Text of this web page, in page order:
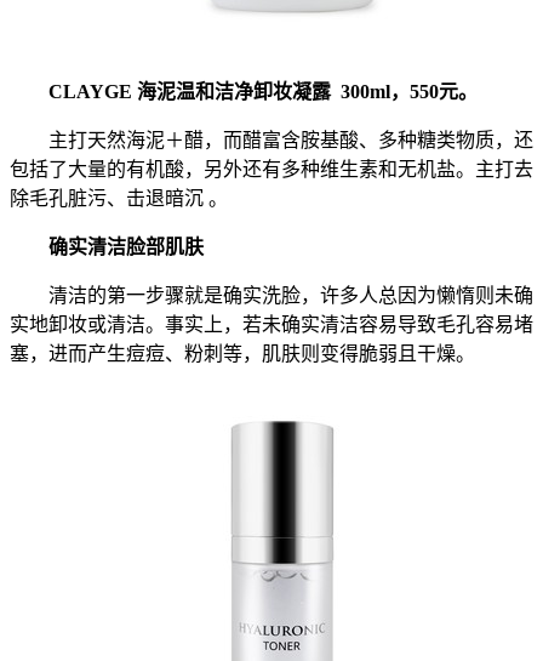
CLAYGE 海泥温和洁净卸妆凝露 300ml，550元。
主打天然海泥＋醋，而醋富含胺基酸、多种糖类物质，还
包括了大量的有机酸，另外还有多种维生素和无机盐。主打去
除毛孔脏污、击退暗沉 。
确实清洁脸部肌肤
清洁的第一步骤就是确实洗脸，许多人总因为懒惰则未确
实地卸妆或清洁。事实上，若未确实清洁容易导致毛孔容易堵
塞，进而产生痘痘、粉刺等，肌肤则变得脆弱且干燥。